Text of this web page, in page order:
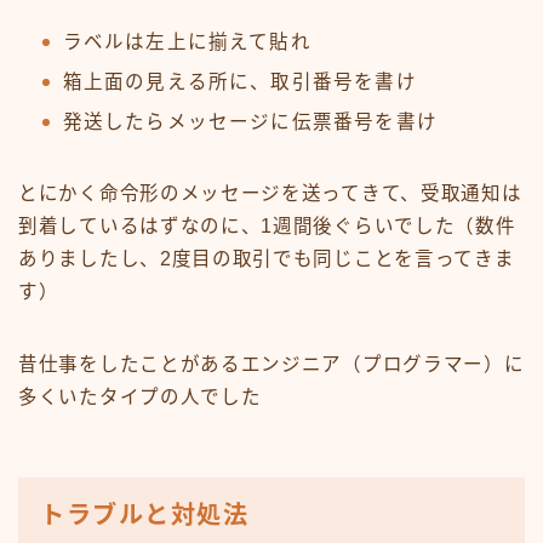
ラベルは左上に揃えて貼れ
箱上面の見える所に、取引番号を書け
発送したらメッセージに伝票番号を書け
とにかく命令形のメッセージを送ってきて、受取通知は
到着しているはずなのに、1週間後ぐらいでした（数件
ありましたし、2度目の取引でも同じことを言ってきま
す）
昔仕事をしたことがあるエンジニア（プログラマー）に
多くいたタイプの人でした
トラブルと対処法